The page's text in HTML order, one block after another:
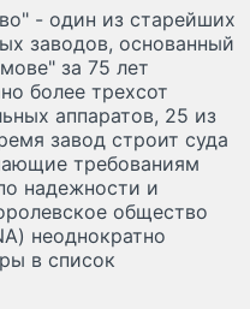
- один из старейших
заводов, основанный
за 75 лет
более трехсот
аппаратов, 25 из
завод строит суда
требованиям
надежности и
общество
неоднократно
в список